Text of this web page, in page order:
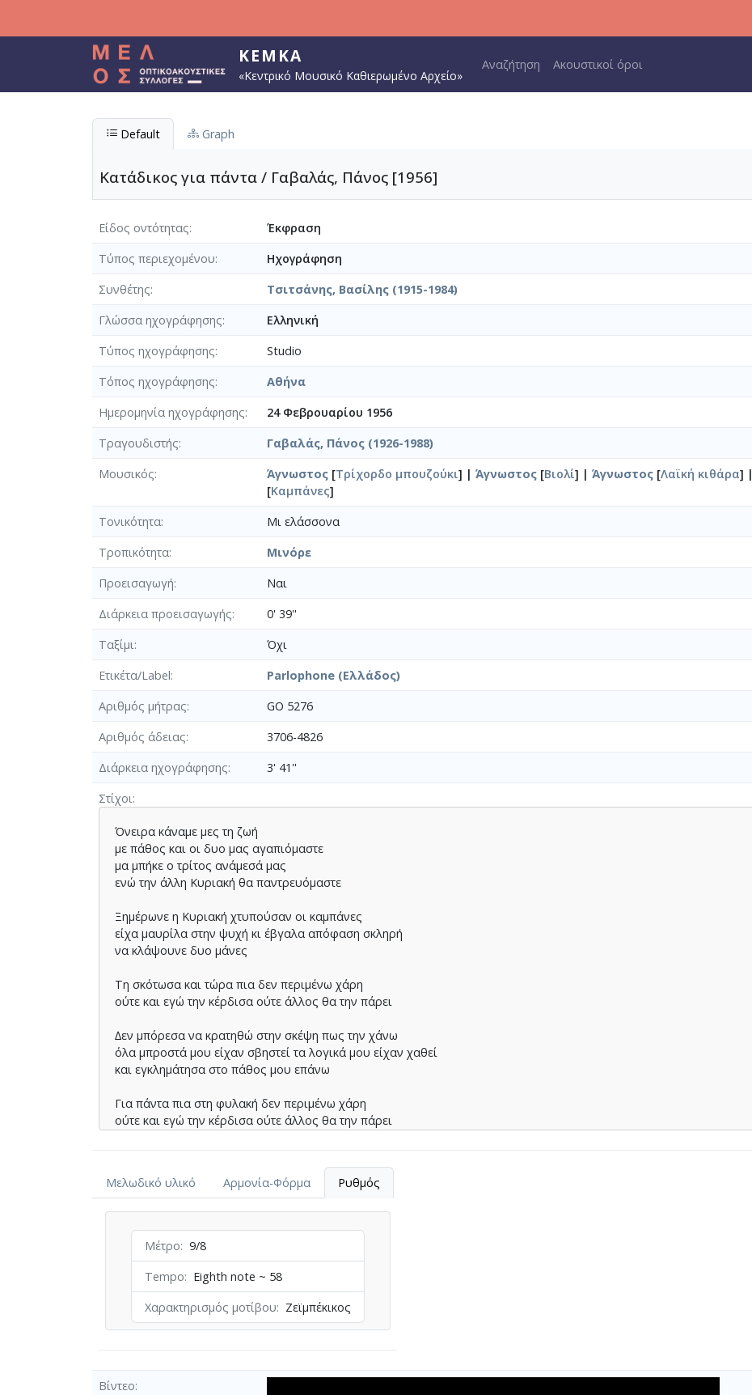
ΚΕΜΚΑ
«Κεντρικό Μουσικό Καθιερωμένο Αρχείο»
Main navigation
Αναζήτηση Ακουστικοί όροι
Default Graph
Κατάδικος για πάντα / Γαβαλάς, Πάνος [1956]
Είδος οντότητας
Έκφραση
Τύπος περιεχομένου
Ηχογράφηση
Συνθέτης
Τσιτσάνης, Βασίλης (1915-1984)
Γλώσσα ηχογράφησης
Ελληνική
Τύπος ηχογράφησης
Studio
Τόπος ηχογράφησης
Αθήνα
Ημερομηνία ηχογράφησης
24 Φεβρουαρίου 1956
Τραγουδιστής
Γαβαλάς, Πάνος (1926-1988)
Μουσικός
Άγνωστος [Τρίχορδο μπουζούκι] | Άγνωστος [Βιολί] | Άγνωστος [Λαϊκή κιθάρα] |
[Καμπάνες]
Τονικότητα
Μι ελάσσονα
Τροπικότητα
Μινόρε
Προεισαγωγή
Ναι
Διάρκεια προεισαγωγής
0' 39''
Ταξίμι
Όχι
Ετικέτα/Label
Parlophone (Ελλάδος)
Αριθμός μήτρας
GO 5276
Αριθμός άδειας
3706-4826
Διάρκεια ηχογράφησης
3' 41''
Στίχοι
Όνειρα κάναµε µες τη ζωή
µε πάθος και οι δυο µας αγαπιόµαστε
µα µπήκε ο τρίτος ανάµεσά µας
ενώ την άλλη Κυριακή θα παντρευόµαστε
Ξηµέρωνε η Κυριακή χτυπούσαν οι καµπάνες
είχα µαυρίλα στην ψυχή κι έβγαλα απόφαση σκληρή
να κλάψουνε δυο µάνες
Τη σκότωσα και τώρα πια δεν περιµένω χάρη
ούτε και εγώ την κέρδισα ούτε άλλος θα την πάρει
∆εν µπόρεσα να κρατηθώ στην σκέψη πως την χάνω
όλα µπροστά µου είχαν σβηστεί τα λογικά µου είχαν χαθεί
και εγκληµάτησα στο πάθος µου επάνω
Για πάντα πια στη φυλακή δεν περιµένω χάρη
ούτε και εγώ την κέρδισα ούτε άλλος θα την πάρει
με αίµα το ‘βαψα γι’ αυτό το έγκληµά µου το φρικτό
στα µαύρα σίδερα για πάντα θα πληρώνω
το έγκληµά µου το βαρύ για πάντα θα πληρώνω
Μελωδικό υλικό Αρμονία-Φόρμα Ρυθμός
Μέτρο
9/8
Tempo
Eighth note ~ 58
Χαρακτηρισμός μοτίβου
Ζεϊμπέκικος
Βίντεο